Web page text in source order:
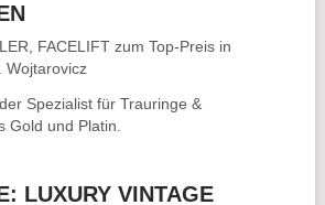
FACELIFTzum Top-Preis in
Wojtarovicz
Spezialist für Trauringe &
Gold und Platin.
LUXURY VINTAGE